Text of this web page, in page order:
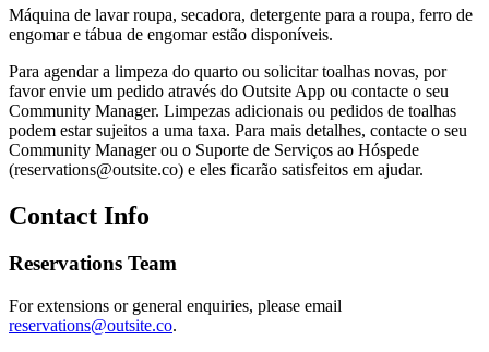
Máquina de lavar roupa, secadora, detergente para a roupa, ferro de
engomar e tábua de engomar estão disponíveis.
Para agendar a limpeza do quarto ou solicitar toalhas novas, por
favor envie um pedido através do Outsite App ou contacte o seu
Community Manager. Limpezas adicionais ou pedidos de toalhas
podem estar sujeitos a uma taxa. Para mais detalhes, contacte o seu
Community Manager ou o Suporte de Serviços ao Hóspede
(reservations@outsite.co) e eles ficarão satisfeitos em ajudar.
Contact Info
Reservations Team
For extensions or general enquiries, please email
reservations@outsite.co.